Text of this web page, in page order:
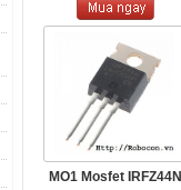
MO1 Mosfet IRFZ44N